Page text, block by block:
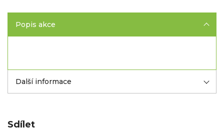
Popis akce
Další informace
Sdílet